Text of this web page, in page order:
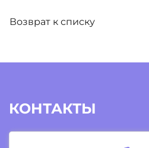
Возврат к списку
КОНТАКТЫ